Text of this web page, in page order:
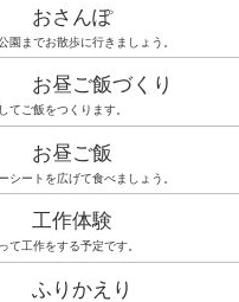
おさんぽ
園までお散歩に行きましょう。
お昼ご飯づくり
てご飯をつくります。
お昼ご飯
シートを広げて食べましょう。
工作体験
て工作をする予定です。
ふりかえり